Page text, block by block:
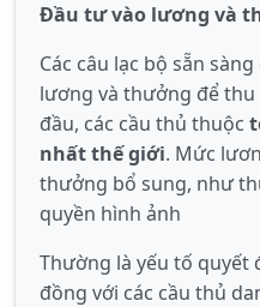
Đầu tư vào lương và
Các câu lạc bộ sẵn
lương và thưởng để
đầu, các cầu thủ thuộc
nhất thế giới. Mức
thưởng bổ sung, như
quyền hình ảnh
Thường là yếu tố quyết
đồng với các cầu thủ